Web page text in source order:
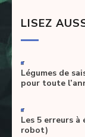
LISEZ
-
Légumes de
pour toute
-
Les 5 erreurs
robot)